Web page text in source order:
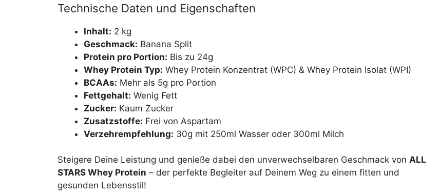
Technische Daten und Eigenschaften
Inhalt: 2 kg
Geschmack: Banana Split
Protein pro Portion: Bis zu 24g
Whey Protein Typ: Whey Protein Konzentrat (WPC) & Whey Protein Isolat (WPI)
BCAAs: Mehr als 5g pro Portion
Fettgehalt: Wenig Fett
Zucker: Kaum Zucker
Zusatzstoffe: Frei von Aspartam
Verzehrempfehlung: 30g mit 250ml Wasser oder 300ml Milch
Steigere Deine Leistung und genieße dabei den unverwechselbaren Geschmack von ALL
STARS Whey Protein – der perfekte Begleiter auf Deinem Weg zu einem fitten und
gesunden Lebensstil!